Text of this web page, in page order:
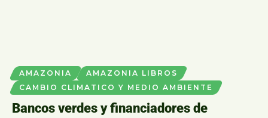
AMAZONIA
AMAZONIA LIBROS
CAMBIO CLIMATICO Y MEDIO AMBIENTE
Bancos verdes y financiadores de